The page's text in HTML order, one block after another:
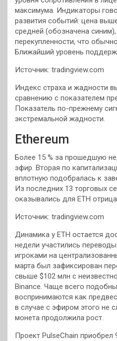
максимума. Индикаторы
развития событий: цена
средней (обозначена синим),
перекупленности, что
Ближайший уровень
Источник: tradingview.com
Индекс страха и жадности
сравнению с показателем
Показатель по-прежнему
экстремальной жадности.
Ethereum
Более 15 % за прошедшую
эфир. Вторая по
вплотную подобралась к
Из последних 13 торговых
оказывались для ETH
Источник: tradingview.com
Динамика у ETH остается
недели участились
игроками на
марта был зафиксирован
свыше $102 млн с
Binance. Чаще всего
воспринимаются как
в случае с эфиром этого не
монета продолжила рост.
Проект PulseChain приобрел